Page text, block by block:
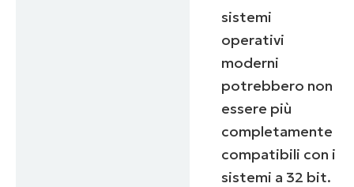
sistemi
operativi
moderni
potrebbero non
essere più
completamente
compatibili con i
sistemi a 32 bit.